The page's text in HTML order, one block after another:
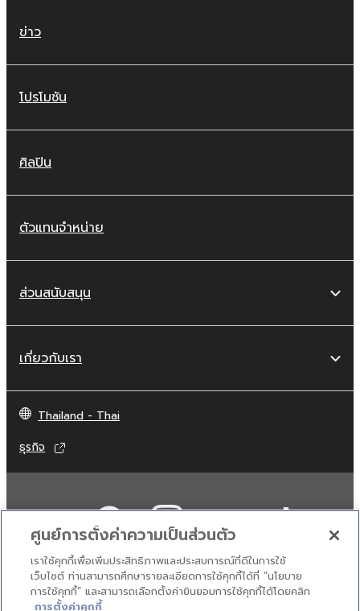
ข่าว
โปรโมชัน
ศิลปิน
ตัวแทนจำหน่าย
ส่วนสนับสนุน
เกี่ยวกับเรา
Thailand - Thai
ธุรกิจ
ติดต่อเรา
ศูนย์การตั้งค่าความเป็นส่วนตัว
เราใช้คุกกี้เพื่อเพิ่มประสิทธิภาพและประสบการณ์ที่ดีในการใช้
เว็บไซต์ ท่านสามารถศึกษารายละเอียดการใช้คุกกี้ได้ที่ “นโยบาย
การใช้คุกกี้” และสามารถเลือกตั้งค่ายินยอมการใช้คุกกี้ได้โดยคลิก
การตั้งค่าคุกกี้